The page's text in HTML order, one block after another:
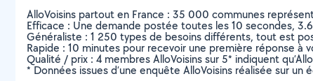
AlloVoisins partout en France : 35 000 communes
Efficace : Une demande postée toutes les 10 secondes,
Généraliste : 1 250 types de besoins différents, tout est
Rapide : 10 minutes pour recevoir une première réponse à
Qualité / prix : 4 membres AlloVoisins sur 5* indiquent
* Données issues d’une enquête AlloVoisins réalisée sur